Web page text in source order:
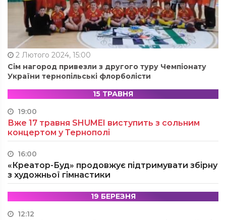
2 Лютого 2024, 15:00
Сім нагород привезли з другого туру Чемпіонату
України тернопільські флорболісти
15 ТРАВНЯ
19:00
Вже 17 травня SHUMEI виступить з сольним
концертом у Тернополі
16:00
«Креатор-Буд» продовжує підтримувати збірну
з художньої гімнастики
19 БЕРЕЗНЯ
12:12